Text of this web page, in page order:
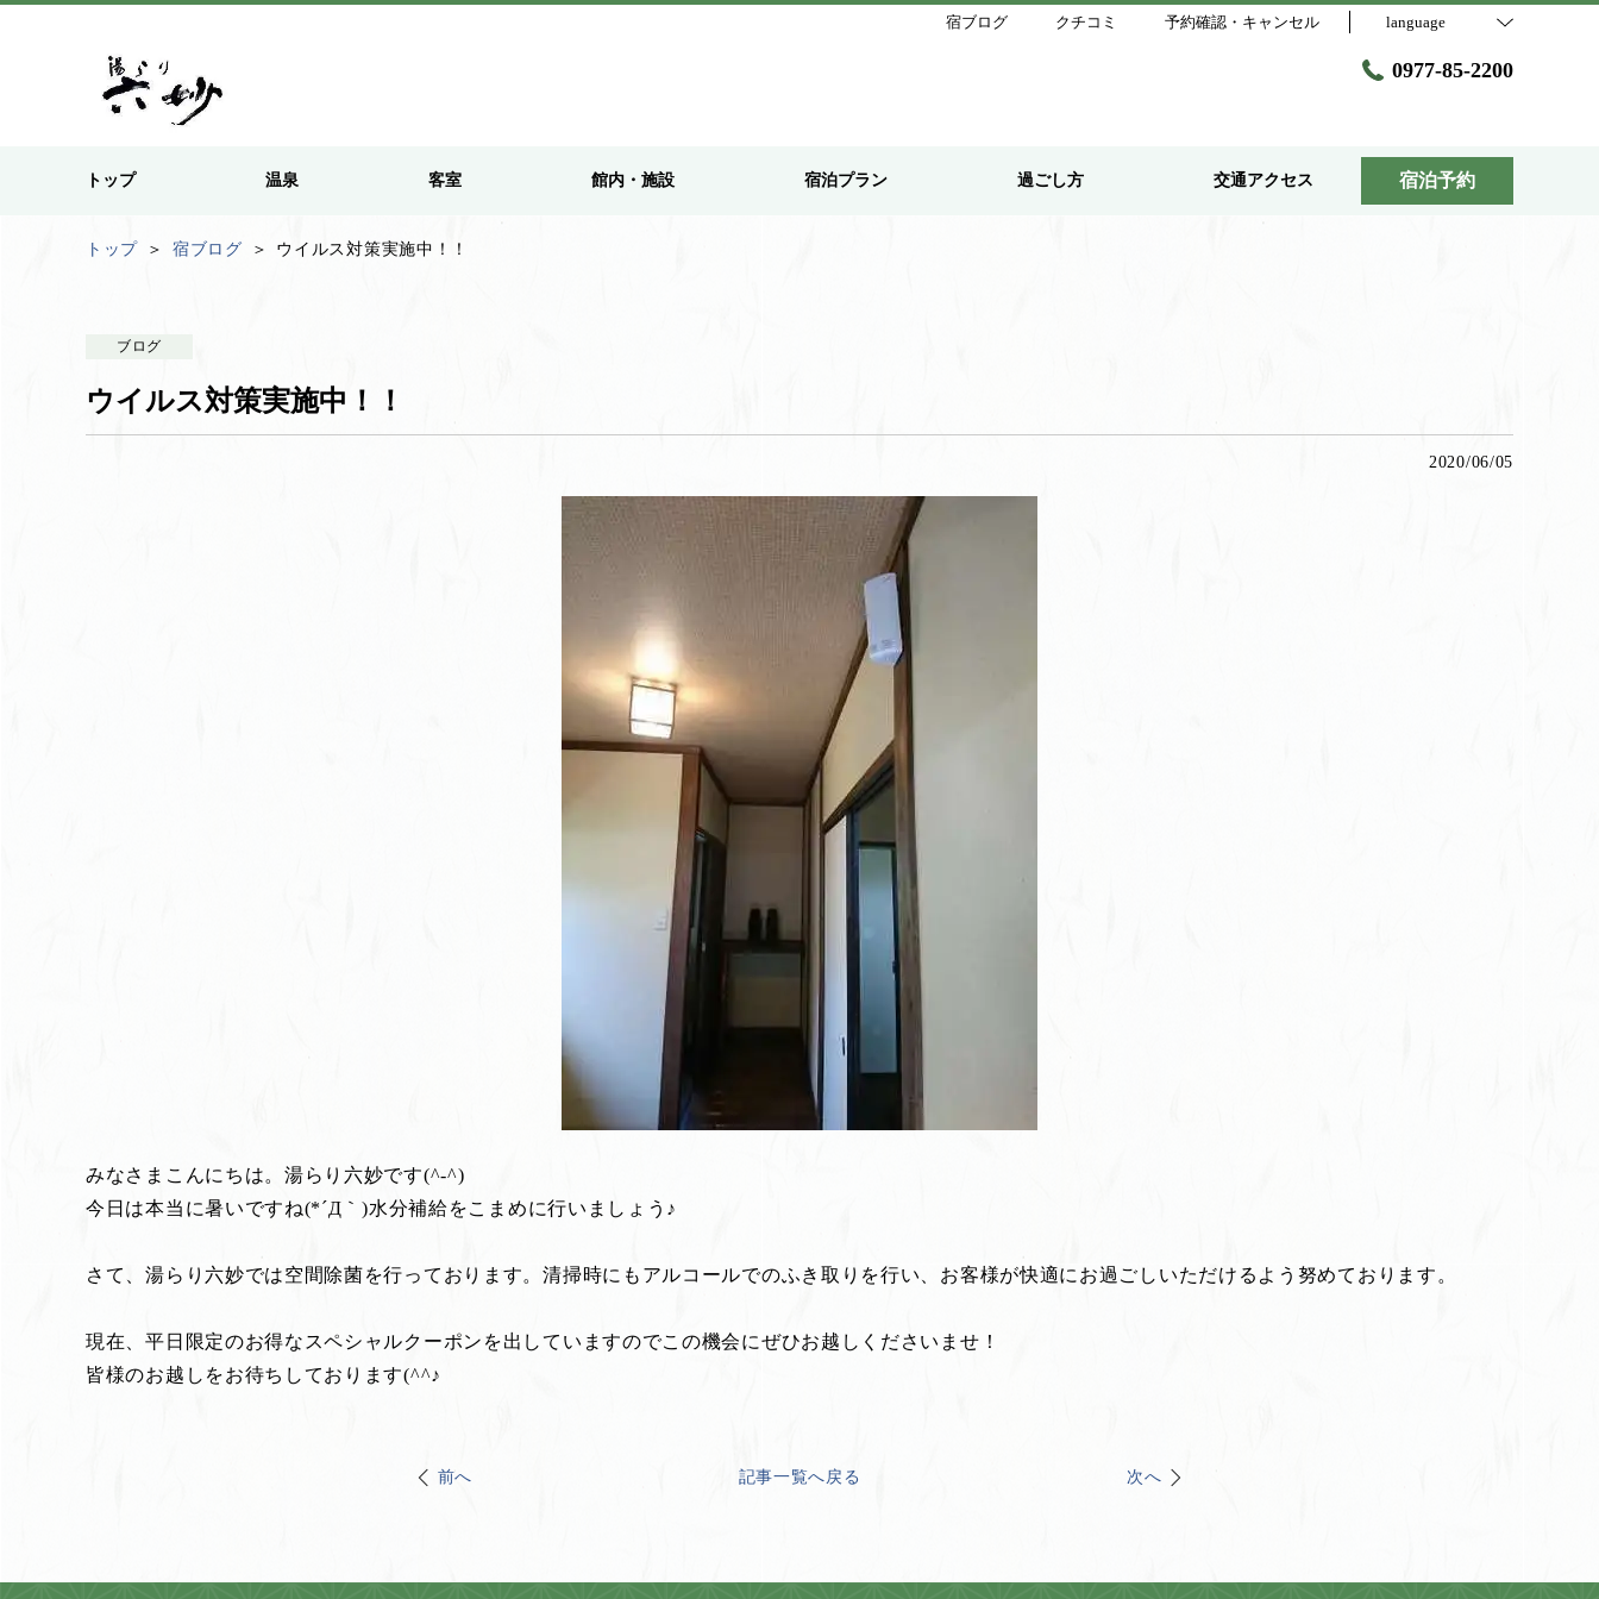
宿ブログ クチコミ 予約確認・キャンセル language
0977-85-2200
トップ 温泉 客室 館内・施設 宿泊プラン 過ごし方 交通アクセス 宿泊予約
トップ 宿ブログ ウイルス対策実施中！！
ブログ
ウイルス対策実施中！！
2020/06/05
みなさまこんにちは。湯らり六妙です(^-^)
今日は本当に暑いですね(*´Д｀)水分補給をこまめに行いましょう♪
さて、湯らり六妙では空間除菌を行っております。清掃時にもアルコールでのふき取りを行い、お客様が快適にお過ごしいただけるよう努めております。
現在、平日限定のお得なスペシャルクーポンを出していますのでこの機会にぜひお越しくださいませ！
皆様のお越しをお待ちしております(^^♪
前へ 記事一覧へ戻る 次へ